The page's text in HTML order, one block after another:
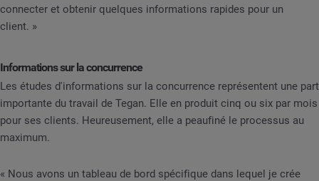
connecter et obtenir quelques informations rapides pour un
client. »
Informations sur la concurrence
Les études d'informations sur la concurrence représentent une part
importante du travail de Tegan. Elle en produit cinq ou six par mois
pour ses clients. Heureusement, elle a peaufiné le processus au
maximum.
« Nous avons un tableau de bord spécifique dans lequel je crée